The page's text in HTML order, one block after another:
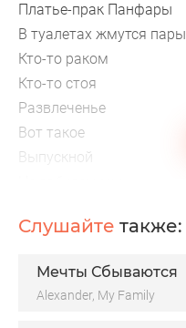
Платье-прак Панфары
В туалетах жмутся пары
Кто-то раком
Кто-то стоя
Развлеченье
Вот такое
Выпускной
Не забудем мы с тобой
Слушайте также:
Мечты Сбываются
Alexander, My Family